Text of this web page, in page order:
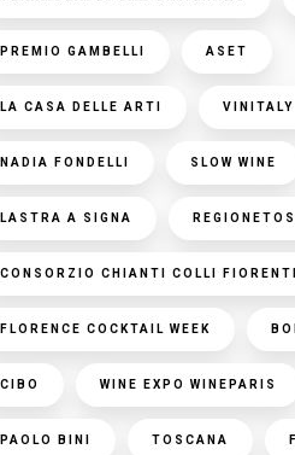
PREMIO GAMBELLI ASET
LA CASA DELLE ARTI VINITALY
NADIA FONDELLI SLOW WINE
LASTRA A SIGNA
CONSORZIO CHIANTI COLLI
FLORENCE COCKTAIL WEEK
CIBO WINE EXPO WINEPARIS
PAOLO BINI TOSCANA